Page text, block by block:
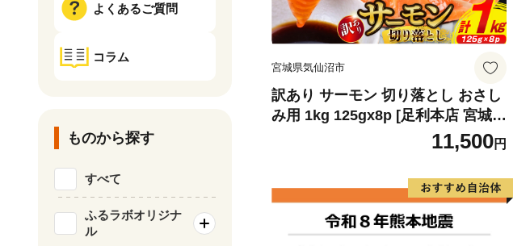
宮城県気仙沼市
訳あり サーモン 切り落とし おさし
み用 1kg 125gx8p [足利本店 宮城県
気仙沼市 20564313] 魚 魚介類 鮭 お
刺し身 刺し身 刺身 生 生食 個包装
チリ銀鮭 銀鮭 海鮮 海鮮丼 魚介
11,500円
よくあるご質問
コラム
ものから探す
すべて
ふるラボオリジナ
ル